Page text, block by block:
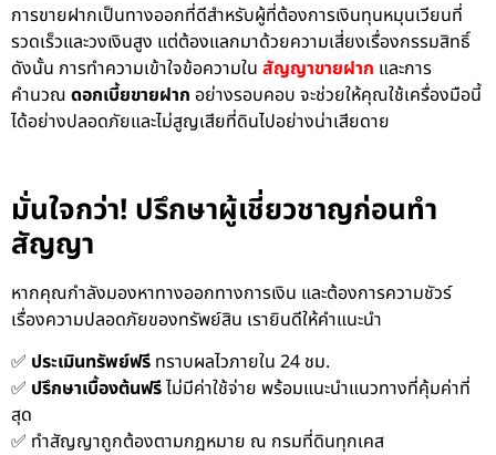
การขายฝากเป็นทางออกที่ดีสำหรับผู้ที่ต้องการเงินทุนหมุนเวียนที่
รวดเร็วและวงเงินสูง แต่ต้องแลกมาด้วยความเสี่ยงเรื่องกรรมสิทธิ์
ดังนั้น การทำความเข้าใจข้อความใน สัญญาขายฝาก และการ
คำนวณ ดอกเบี้ยขายฝาก อย่างรอบคอบ จะช่วยให้คุณใช้เครื่องมือนี้
ได้อย่างปลอดภัยและไม่สูญเสียที่ดินไปอย่างน่าเสียดาย
มั่นใจกว่า! ปรึกษาผู้เชี่ยวชาญก่อนทำ
สัญญา
หากคุณกำลังมองหาทางออกทางการเงิน และต้องการความชัวร์
เรื่องความปลอดภัยของทรัพย์สิน เรายินดีให้คำแนะนำ
✅ ประเมินทรัพย์ฟรี ทราบผลไวภายใน 24 ชม.
✅ ปรึกษาเบื้องต้นฟรีไม่มีค่าใช้จ่าย พร้อมแนะนำแนวทางที่คุ้มค่าที่
สุด
✅ ทำสัญญาถูกต้องตามกฎหมาย ณ กรมที่ดินทุกเคส